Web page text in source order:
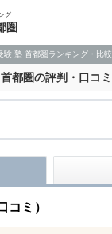
グ
圏
験 塾 首都圏ランキング・比較
都圏の評判・口コミ
コミ）